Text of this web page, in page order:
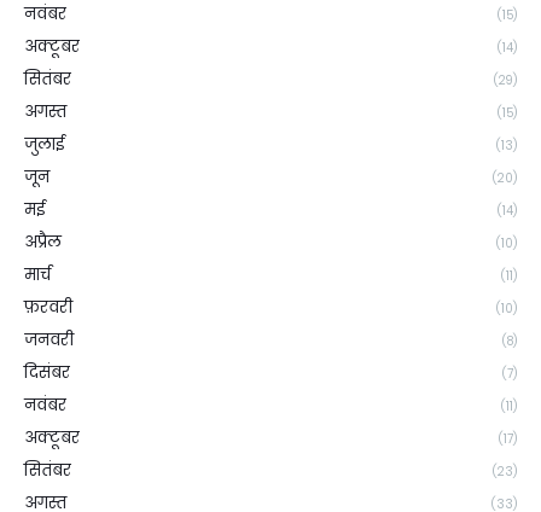
नवंबर (15)
अक्टूबर (14)
सितंबर (29)
अगस्त (15)
जुलाई (13)
जून (20)
मई (14)
अप्रैल (10)
मार्च (11)
फ़रवरी (10)
जनवरी (8)
दिसंबर (7)
नवंबर (11)
अक्टूबर (17)
सितंबर (23)
अगस्त (33)